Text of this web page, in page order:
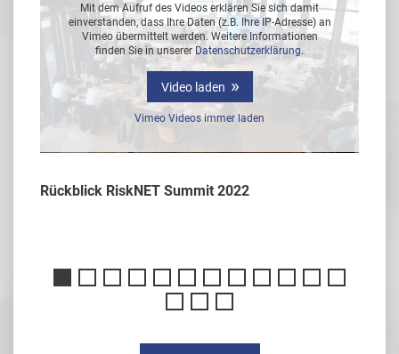
Mit dem Aufruf des Videos erklären Sie sich damit
einverstanden, dass Ihre Daten (z.B. Ihre IP-Adresse) an
Vimeo übermittelt werden. Weitere Informationen
finden Sie in unserer Datenschutzerklärung.
Video laden
Vimeo Videos immer laden
Rückblick RiskNET Summit 2022